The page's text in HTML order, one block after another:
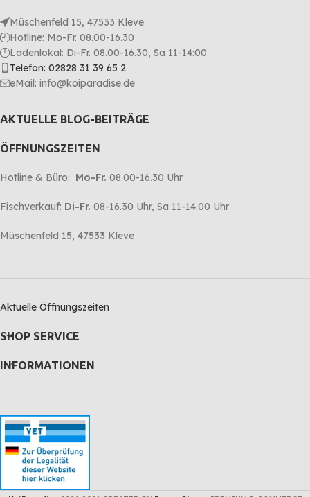
Müschenfeld 15, 47533 Kleve
Hotline: Mo-Fr. 08.00-16.30
Ladenlokal: Di-Fr. 08.00-16.30, Sa 11-14:00
Telefon: 02828 31 39 65 2
eMail: info@koiparadise.de
AKTUELLE BLOG-BEITRÄGE
ÖFFNUNGSZEITEN
Hotline & Büro: Mo-Fr. 08.00-16.30 Uhr
Fischverkauf: Di-Fr. 08-16.30 Uhr, Sa 11-14.00 Uhr
Müschenfeld 15, 47533 Kleve
Aktuelle Öffnungszeiten
SHOP SERVICE
INFORMATIONEN